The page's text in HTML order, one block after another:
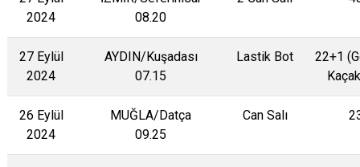
2024
08.20
27 Eylül
2024
AYDIN/Kuşadası
07.15
Lastik Bot
22+1
26 Eylül
2024
MUĞLA/Datça
09.25
Can Salı